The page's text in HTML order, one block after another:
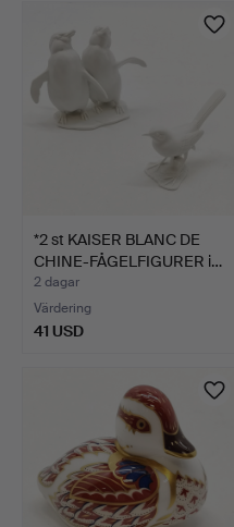
*2 st KAISER BLANC DE
CHINE-FÅGELFIGURER i…
2 dagar
Värdering
41 USD